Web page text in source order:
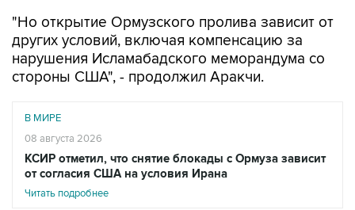
"Но открытие Ормузского пролива зависит от
других условий, включая компенсацию за
нарушения Исламабадского меморандума со
стороны США", - продолжил Аракчи.
В МИРЕ
08 августа 2026
КСИР отметил, что снятие блокады с Ормуза зависит
от согласия США на условия Ирана
Читать подробнее